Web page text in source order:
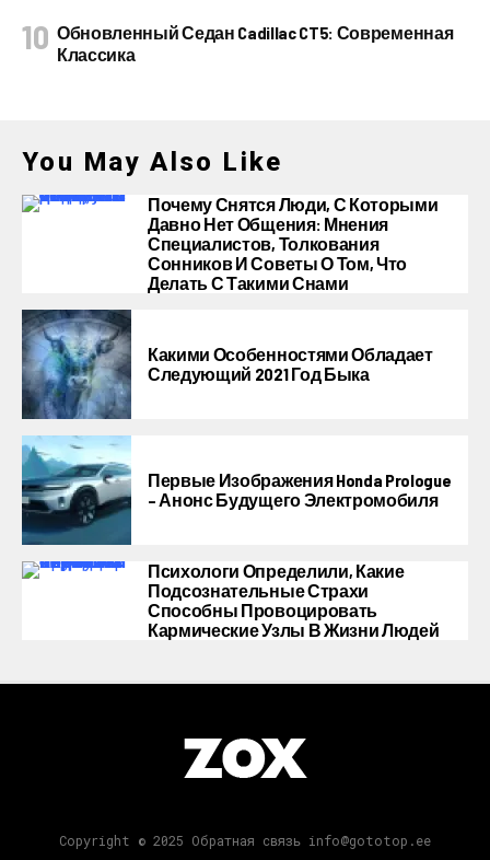
Обновленный Седан Cadillac CT5: Современная
Классика
You May Also Like
Почему Снятся Люди, С Которыми
Давно Нет Общения: Мнения
Специалистов, Толкования
Сонников И Советы О Том, Что
Делать С Такими Снами
Какими Особенностями Обладает
Следующий 2021 Год Быка
Первые Изображения Honda Prologue
– Анонс Будущего Электромобиля
Психологи Определили, Какие
Подсознательные Страхи
Способны Провоцировать
Кармические Узлы В Жизни Людей
Copyright © 2025 Обратная связь info@gototop.ee